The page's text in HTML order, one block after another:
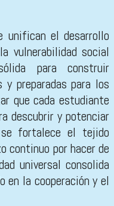
unifican el desarrollo
vulnerabilidad social
para construir
y preparadas para los
que cada estudiante
descubrir y potenciar
se fortalece el tejido
continuo por hacer de
universal consolida
en la cooperación y el